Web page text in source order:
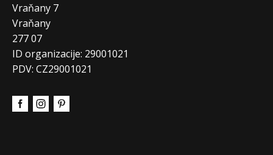
Vraňany 7
Vraňany
277 07
ID organizacije: 29001021
PDV: CZ29001021